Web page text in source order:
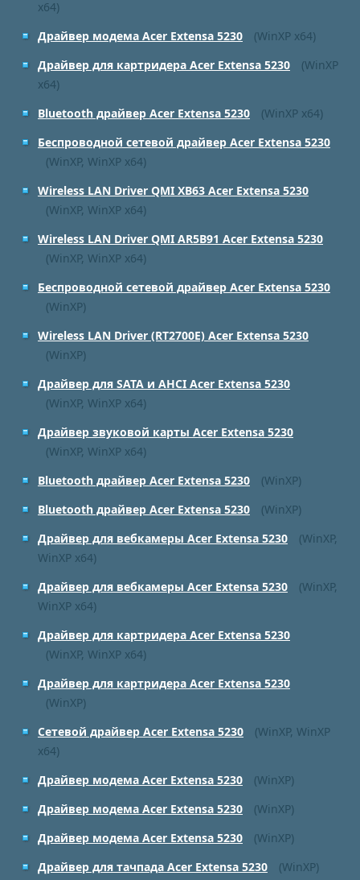
x64)
Драйвер модема Acer Extensa 5230
(WinXP x64)
Драйвер для картридера Acer Extensa 5230
(WinXP
x64)
Bluetooth драйвер Acer Extensa 5230
(WinXP x64)
Беспроводной сетевой драйвер Acer Extensa 5230
(WinXP, WinXP x64)
Wireless LAN Driver QMI XB63 Acer Extensa 5230
(WinXP, WinXP x64)
Wireless LAN Driver QMI AR5B91 Acer Extensa 5230
(WinXP, WinXP x64)
Беспроводной сетевой драйвер Acer Extensa 5230
(WinXP)
Wireless LAN Driver (RT2700E) Acer Extensa 5230
(WinXP)
Драйвер для SATA и AHCI Acer Extensa 5230
(WinXP, WinXP x64)
Драйвер звуковой карты Acer Extensa 5230
(WinXP, WinXP x64)
Bluetooth драйвер Acer Extensa 5230
(WinXP)
Bluetooth драйвер Acer Extensa 5230
(WinXP)
Драйвер для вебкамеры Acer Extensa 5230
(WinXP,
WinXP x64)
Драйвер для вебкамеры Acer Extensa 5230
(WinXP,
WinXP x64)
Драйвер для картридера Acer Extensa 5230
(WinXP, WinXP x64)
Драйвер для картридера Acer Extensa 5230
(WinXP)
Сетевой драйвер Acer Extensa 5230
(WinXP, WinXP
x64)
Драйвер модема Acer Extensa 5230
(WinXP)
Драйвер модема Acer Extensa 5230
(WinXP)
Драйвер модема Acer Extensa 5230
(WinXP)
Драйвер для тачпада Acer Extensa 5230
(WinXP)